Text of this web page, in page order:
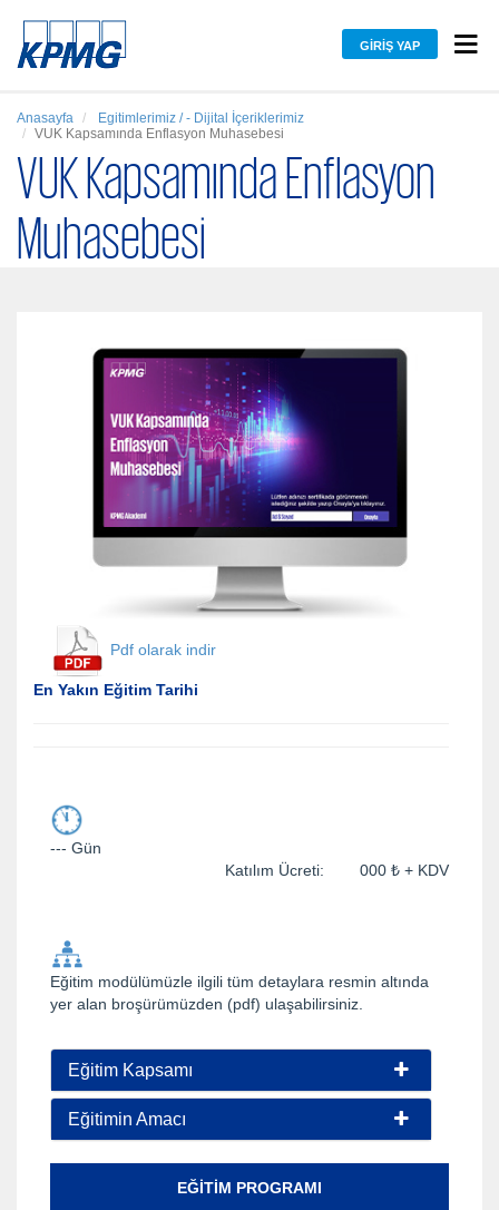
GIRIŞ YAP
Anasayfa
Egitimlerimiz / - Dijital İçeriklerimiz
VUK Kapsamında Enflasyon Muhasebesi
VUK Kapsamında Enflasyon
Muhasebesi
Pdf olarak indir
En Yakın Eğitim Tarihi
--- Gün
Katılım Ücreti: 000 ₺ + KDV
Eğitim modülümüzle ilgili tüm detaylara resmin altında
yer alan broşürümüzden (pdf) ulaşabilirsiniz.
Eğitim Kapsamı
Eğitimin Amacı
EĞITIM PROGRAMI